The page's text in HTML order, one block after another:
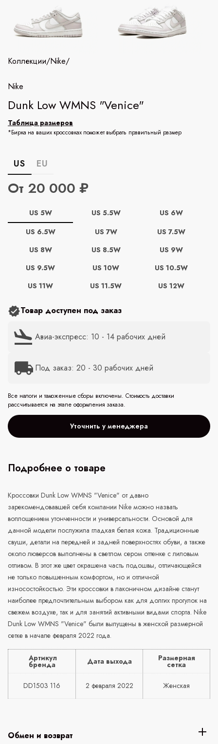
Коллекции/Nike/
Nike
Dunk Low WMNS "Venice"
Таблица размеров
*Бирка на ваших кроссовках поможет выбрать правильный размер
US EU
От 20 000 ₽
US 5W US 5.5W
US 6W
US 6.5W
US 7W
US 7.5W
US 8W
US 8.5W
US 9W
US 9.5W
US 10W
US 10.5W
US 11W
US 11.5W US 12W
Товар доступен под заказ
Авиа-экспресс: 10 - 14 рабочих дней
Под заказ: 20 - 30 рабочих дней
Все налоги и таможенные сборы включены. Стоимость доставки
рассчитывается на этапе оформления заказа.
Уточнить у менеджера
Подробнее о товаре
Кроссовки Dunk Low WMNS "Venice" от давно
зарекомендовавшей себя компании Nike можно назвать
воплощением утонченности и универсальности. Основой для
данной модели послужила гладкая белая кожа. Традиционные
свуши, детали на передней и задней поверхностях обуви, а также
около люверсов выполнены в светлом сером оттенке с лиловым
отливом. В этот же цвет окрашена часть подошвы, отличающейся
не только повышенным комфортом, но и отличной
износостойкостью. Эти кроссовки в лаконичном дизайне станут
наиболее предпочтительным выбором как для долгих прогулок на
свежем воздухе, так и для занятий активными видами спорта. Nike
Dunk Low WMNS "Venice" были выпущены в женской размерной
сетке в начале февраля 2022 года.
Артикул
бренда Дата выхода Размерная
сетка
DD1503 116 2 февраля 2022 Женская
Обмен и возврат